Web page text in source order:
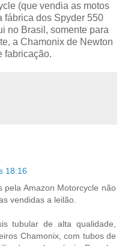
(que vendia as motos
fábrica dos Spyder 550
no Brasil, somente para
a Chamonix de Newton
fabricação.
18:16
pela Amazon Motorcycle não
vendidas a leilão.
tubular de alta qualidade,
Chamonix, com tubos de